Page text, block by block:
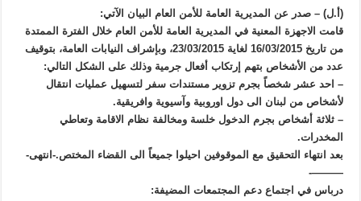
(أ.ل) – صدر عن المديرية العامة للأمن العام البيان الآتي:
قامت الاجهزة المعنية في المديرية العامة للأمن العام خلال الفترة الممتدة
من تاريخ 16/03/2015 لغاية 23/03/2015، وبإشراف النيابات العامة، بتوقيف
عدد من الأشخاص بتهم إرتكاب أفعال جرمية وذلك على الشكل التالي:
– احد عشر شخصاً بجرم تزوير مستندات سفر لتسهيل عمليات انتقال
لأشخاص من لبنان الى دول اوروبية وآسيوية وافريقية.
– ثلاثة أشخاص بجرم الدخول خلسة ومخالفة نظام الاقامة وتعاطي
المخدرات.
بعد انتهاء التحقيق مع الموقوفين احيلوا جميعاً الى القضاء المختص.-انتهى-
———-
درباس في اجتماع دعم المجتمعات المضيفة: